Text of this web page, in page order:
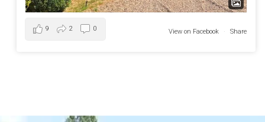
View on Facebook · Share
9 2 0